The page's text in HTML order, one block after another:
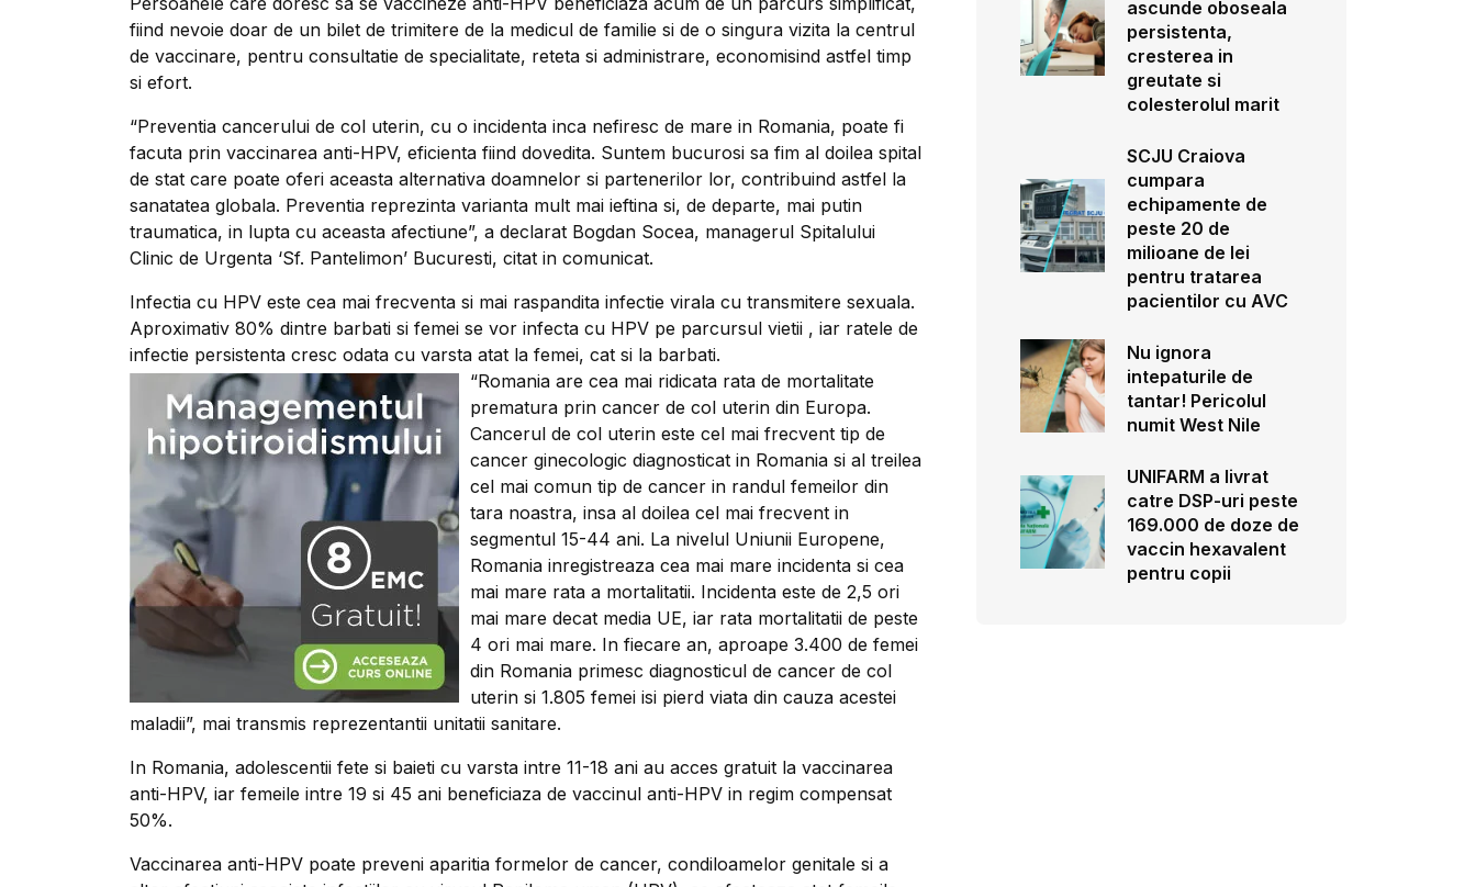
fiind nevoie doar de un bilet de trimitere de la medicul de familie si de o singura vizita la centrul
de vaccinare, pentru consultatie de specialitate, reteta si administrare, economisind astfel timp
si efort.
“Preventia cancerului de col uterin, cu o incidenta inca nefiresc de mare in Romania, poate fi
facuta prin vaccinarea anti-HPV, eficienta fiind dovedita. Suntem bucurosi sa fim al doilea spital
de stat care poate oferi aceasta alternativa doamnelor si partenerilor lor, contribuind astfel la
sanatatea globala. Preventia reprezinta varianta mult mai ieftina si, de departe, mai putin
traumatica, in lupta cu aceasta afectiune”, a declarat Bogdan Socea, managerul Spitalului
Clinic de Urgenta ‘Sf. Pantelimon’ Bucuresti, citat in comunicat.
Infectia cu HPV este cea mai frecventa si mai raspandita infectie virala cu transmitere sexuala.
Aproximativ 80% dintre barbati si femei se vor infecta cu HPV pe parcursul vietii , iar ratele de
infectie persistenta cresc odata cu varsta atat la femei, cat si la barbati.
“Romania are cea mai ridicata rata de mortalitate
prematura prin cancer de col uterin din Europa.
Cancerul de col uterin este cel mai frecvent tip de
cancer ginecologic diagnosticat in Romania si al treilea
cel mai comun tip de cancer in randul femeilor din
tara noastra, insa al doilea cel mai frecvent in
segmentul 15-44 ani. La nivelul Uniunii Europene,
Romania inregistreaza cea mai mare incidenta si cea
mai mare rata a mortalitatii. Incidenta este de 2,5 ori
mai mare decat media UE, iar rata mortalitatii de peste
4 ori mai mare. In fiecare an, aproape 3.400 de femei
din Romania primesc diagnosticul de cancer de col
uterin si 1.805 femei isi pierd viata din cauza acestei
maladii”, mai transmis reprezentantii unitatii sanitare.
In Romania, adolescentii fete si baieti cu varsta intre 11-18 ani au acces gratuit la vaccinarea
anti-HPV, iar femeile intre 19 si 45 ani beneficiaza de vaccinul anti-HPV in regim compensat
50%.
Vaccinarea anti-HPV poate preveni aparitia formelor de cancer, condiloamelor genitale si a
ascunde oboseala
persistenta,
cresterea in
greutate si
colesterolul marit
SCJU Craiova
cumpara
echipamente de
peste 20 de
milioane de lei
pentru tratarea
pacientilor cu AVC
Nu ignora
intepaturile de
tantar! Pericolul
numit West Nile
UNIFARM a livrat
catre DSP-uri peste
169.000 de doze de
vaccin hexavalent
pentru copii